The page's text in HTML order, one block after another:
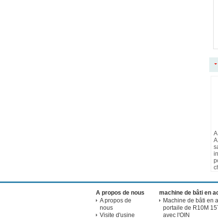
A propos de nous
A propos de
nous
Visite d'usine
machine de bâti en
Machine de bâti en
portaile de R10M
avec l'OIN